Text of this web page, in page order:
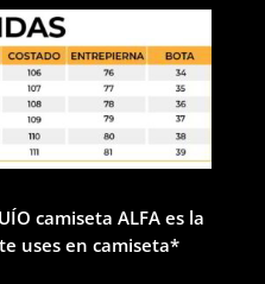
camiseta ALFA es la
uses en camiseta*